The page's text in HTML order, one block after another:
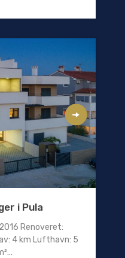
i Pula
Renoveret:
4 km Lufthavn: 5